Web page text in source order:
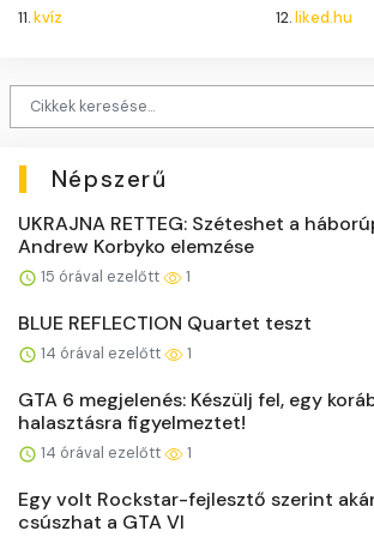
11.kvíz 12.liked.hu
Népszerű
UKRAJNA RETTEG: Széteshet a
Andrew Korbyko elemzése
15 órával ezelőtt 1
BLUE REFLECTION Quartet teszt
14 órával ezelőtt 1
GTA 6 megjelenés: Készülj fel, egy
halasztásra figyelmeztet!
14 órával ezelőtt 1
Egy volt Rockstar-fejlesztő szerint
csúszhat a GTA VI